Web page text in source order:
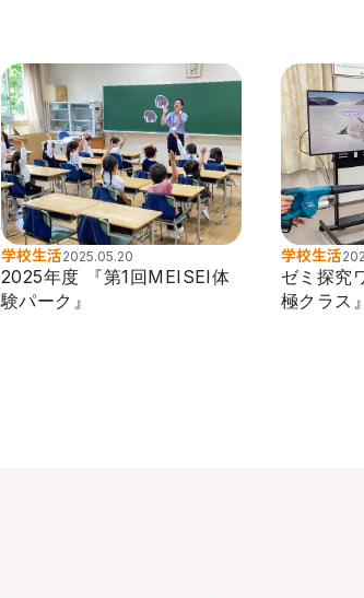
学校生活2025.05.20
2025年度 『第1回MEISEI体
験パーク』
学校生活
ゼミ探究
極クラス』